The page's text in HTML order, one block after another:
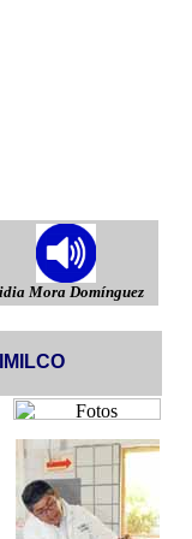
Mora Domínguez